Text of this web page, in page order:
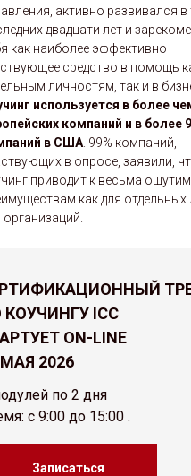
активно развивался в
двадцати лет и
как наиболее эффективно
средство в помощь
личностям, так и в
используется в более
компаний и в более
в США . 99% компаний,
в опросе, заявили,
приводит к весьма
как для отдельных
организаций.
по 2 дня
с 9:00 до 15:00 .
КОУЧИНГУ ICC
ON-LINE
2026
Записаться